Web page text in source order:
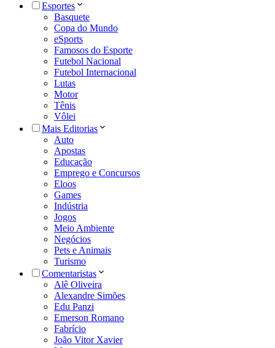
Esportes
Basquete
Copa do Mundo
eSports
Famosos do Esporte
Futebol Nacional
Futebol Internacional
Lutas
Motor
Tênis
Vôlei
Mais Editorias
Auto
Apostas
Educação
Emprego e Concursos
Eloos
Games
Indústria
Jogos
Meio Ambiente
Negócios
Pets e Animais
Turismo
Comentaristas
Alê Oliveira
Alexandre Simões
Edu Panzi
Emerson Romano
Fabrício
João Vitor Xavier